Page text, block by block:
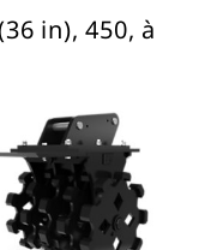
in), 450, à